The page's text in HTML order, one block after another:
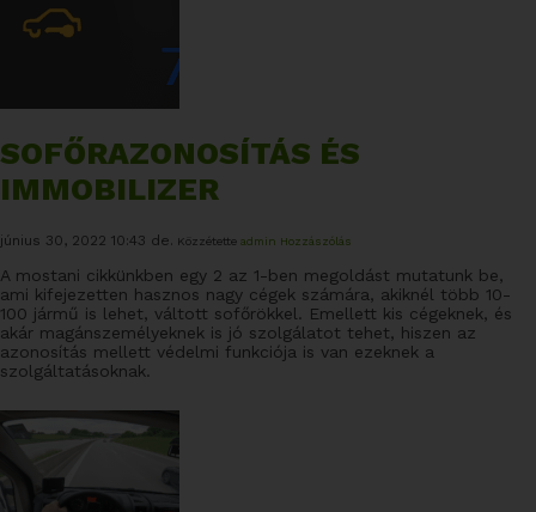
SOFŐRAZONOSÍTÁS ÉS
IMMOBILIZER
június 30, 2022 10:43 de. Közzétette admin Hozzászólás
A mostani cikkünkben egy 2 az 1-ben megoldást mutatunk be,
ami kifejezetten hasznos nagy cégek számára, akiknél több 10-
100 jármű is lehet, váltott sofőrökkel. Emellett kis cégeknek, és
akár magánszemélyeknek is jó szolgálatot tehet, hiszen az
azonosítás mellett védelmi funkciója is van ezeknek a
szolgáltatásoknak.